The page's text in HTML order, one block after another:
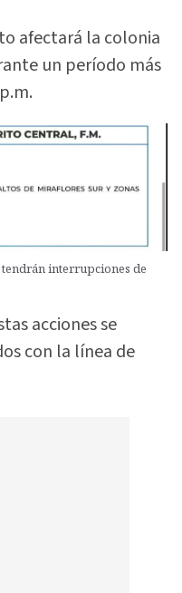
afectará la colonia
un período más
interrupciones de
acciones se
con la línea de